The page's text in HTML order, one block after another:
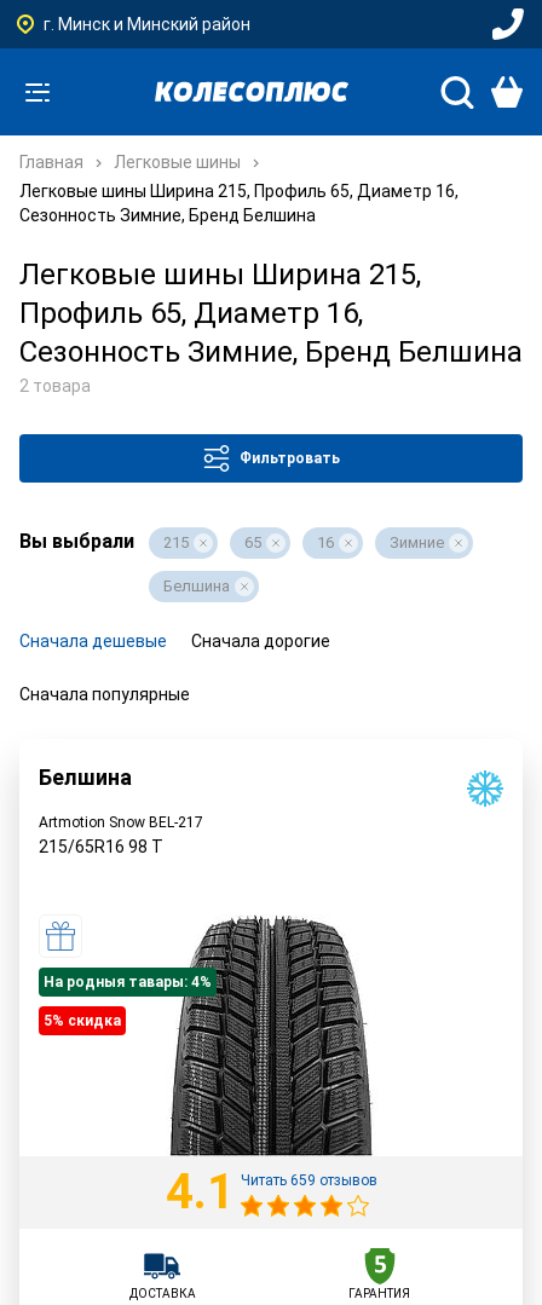
г. Минск и Минский район
Главная
Легковые шины
Легковые шины Ширина 215, Профиль 65, Диаметр 16,
Сезонность Зимние, Бренд Белшина
Легковые шины Ширина 215,
Профиль 65, Диаметр 16,
Сезонность Зимние, Бренд Белшина
2 товара
Фильтровать
Вы выбрали 215 65 16 Зимние
Белшина
Сначала дешевые Сначала дорогие
Сначала популярные
Белшина
Artmotion Snow BEL-217
215/65R16 98 T
На родныя тавары: 4%
5% cкидка
4.1 Читать 659 отзывов
ДОСТАВКА
ГАРАНТИЯ